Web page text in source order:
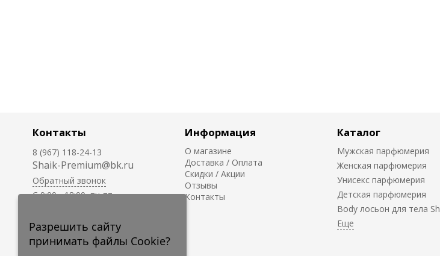
Контакты
8 (967) 118-24-13
Shaik-Premium@bk.ru
Обратный звонок
C 9:00 - 18:00, пн-пт
круглосуточно.
Информация
О магазине
Доставка / Оплата
Скидки / Акции
Отзывы
Контакты
Каталог
Мужская парфюмерия
Женская парфюмерия
Унисекс парфюмерия
Детская парфюмерия
Body лосьон для тела
Разрешить сайту
принимать файлы Cookie?